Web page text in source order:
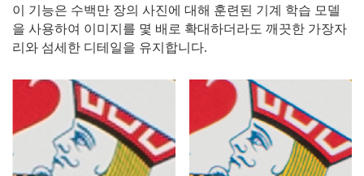
이 기능은 수백만 장의 사진에 대해 훈련된 기계 학습 모델
을 사용하여 이미지를 몇 배로 확대하더라도 깨끗한 가장자
리와 섬세한 디테일을 유지합니다.